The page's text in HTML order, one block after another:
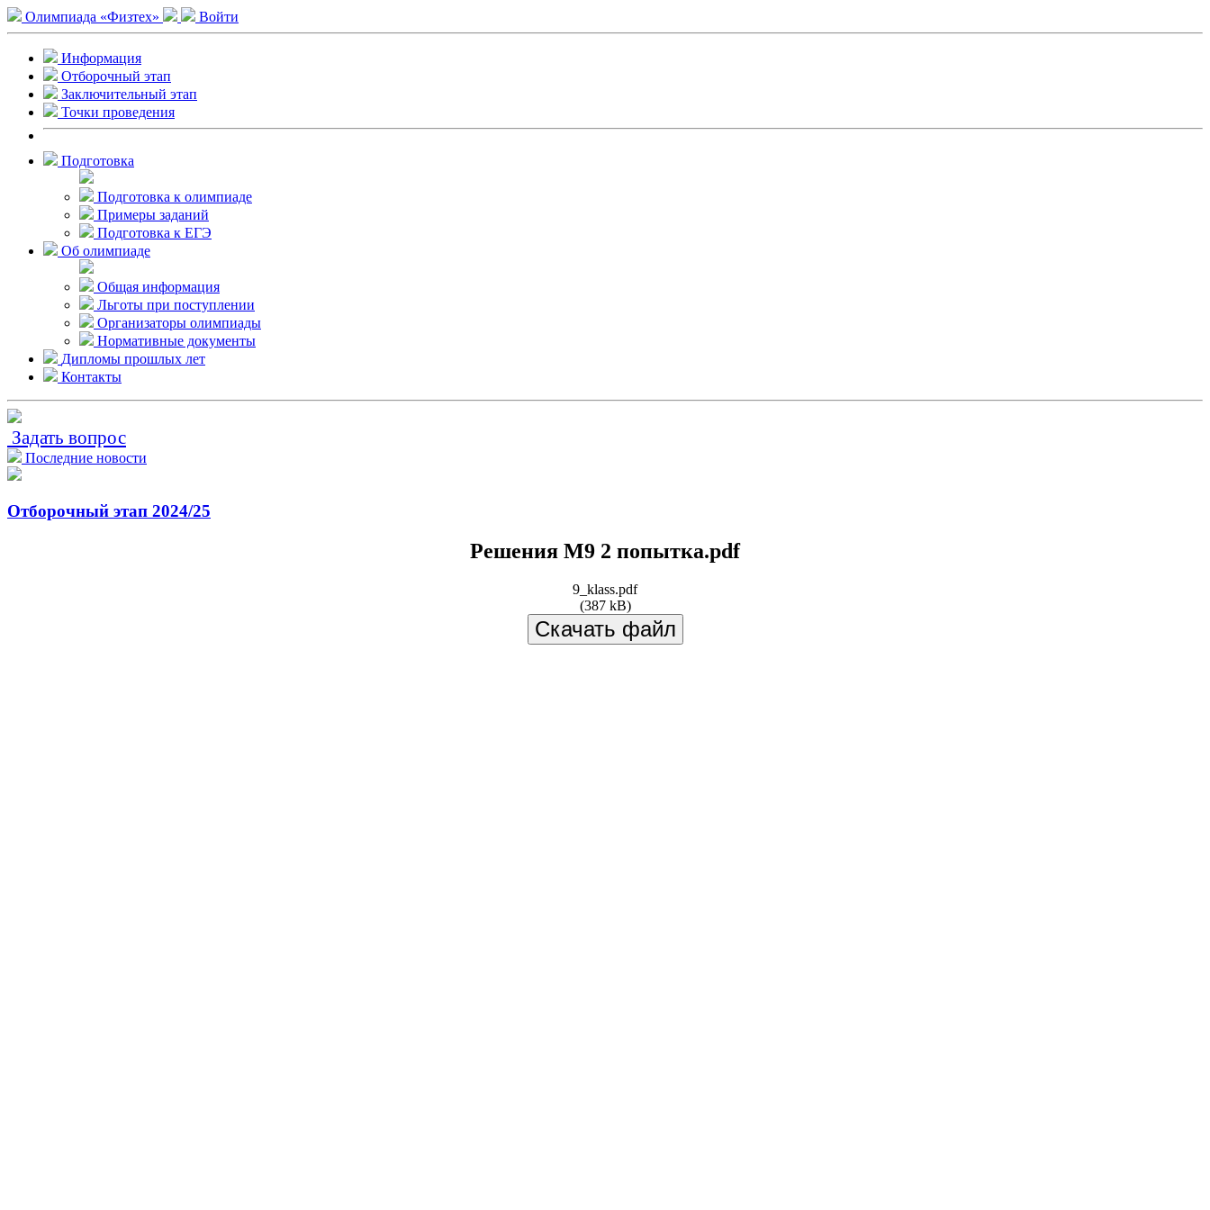
Олимпиада «Физтех» Войти
Информация
Отборочный этап
Заключительный этап
Точки проведения
Подготовка
Подготовка к олимпиаде
Примеры заданий
Подготовка к ЕГЭ
Об олимпиаде
Общая информация
Льготы при поступлении
Организаторы олимпиады
Нормативные документы
Дипломы прошлых лет
Контакты
Задать вопрос
Последние новости
Отборочный этап 2024/25
Решения М9 2 попытка.pdf
9_klass.pdf
(387 kB)
Скачать файл